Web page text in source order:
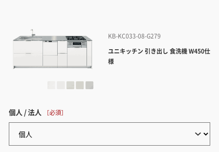
KB-KC033-08-G279
ユニキッチン 引き出し 食洗機 W450仕
様
個人 / 法人